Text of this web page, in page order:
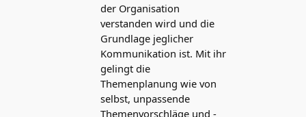
der Organisation
verstanden wird und die
Grundlage jeglicher
Kommunikation ist. Mit ihr
gelingt die
Themenplanung wie von
selbst, unpassende
Themenvorschläge und -